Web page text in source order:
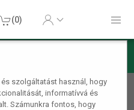
szolgáltatást használ, hogy
informatívvá és
Számunkra fontos, hogy
(0)
Etetőtál
Emelt,
acél tálakkal - fekete - 47,5